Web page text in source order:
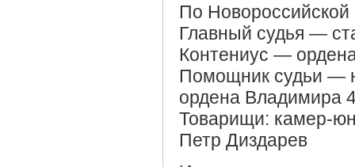
По Новороссийской
Главный судья —
Контениус —
Помощник судьи —
ордена Владимира
Товарищи: камер-
Петр Диздарев